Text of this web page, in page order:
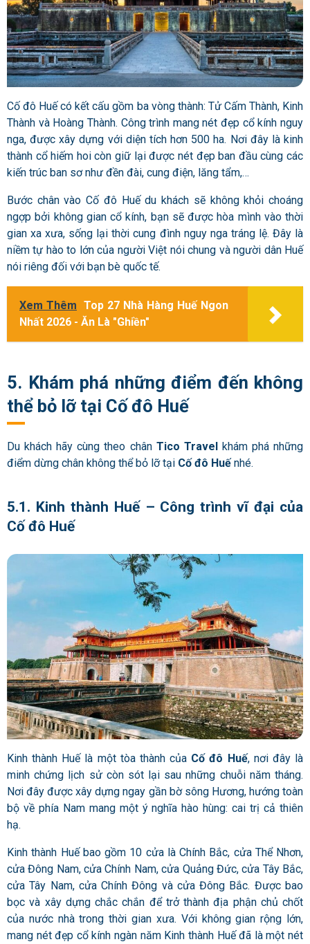
Cố đô Huế có kết cấu gồm ba vòng thành: Tử Cấm Thành, Kinh
Thành và Hoàng Thành. Công trình mang nét đẹp cổ kính nguy
nga, được xây dựng với diện tích hơn 500 ha. Nơi đây là kinh
thành cổ hiếm hoi còn giữ lại được nét đẹp ban đầu cùng các
kiến trúc ban sơ như đền đài, cung điện, lăng tẩm,…
Bước chân vào Cố đô Huế du khách sẽ không khỏi choáng
ngợp bởi không gian cổ kính, bạn sẽ được hòa mình vào thời
gian xa xưa, sống lại thời cung đình nguy nga tráng lệ. Đây là
niềm tự hào to lớn của người Việt nói chung và người dân Huế
nói riêng đối với bạn bè quốc tế.
Xem Thêm Top 27 Nhà Hàng Huế Ngon
Nhất 2026 - Ăn Là "Ghiền"
5. Khám phá những điểm đến không
thể bỏ lỡ tại Cố đô Huế
Du khách hãy cùng theo chân Tico Travel
khám phá những
điểm dừng chân không thể bỏ lỡ tại Cố đô Huế nhé.
5.1. Kinh thành Huế – Công trình vĩ đại của
Cố đô Huế
Kinh thành Huế là một tòa thành của Cố đô Huế, nơi đây là
minh chứng lịch sử còn sót lại sau những chuỗi năm tháng.
Nơi đây được xây dựng ngay gần bờ sông Hương, hướng toàn
bộ về phía Nam mang một ý nghĩa hào hùng: cai trị cả thiên
hạ.
Kinh thành Huế bao gồm 10 cửa là Chính Bắc, cửa Thể Nhơn,
cửa Đông Nam, cửa Chính Nam, cửa Quảng Đức, cửa Tây Bắc,
cửa Tây Nam, cửa Chính Đông và cửa Đông Bắc. Được bao
bọc và xây dựng chắc chắn để trở thành địa phận chủ chốt
của nước nhà trong thời gian xưa. Với không gian rộng lớn,
mang nét đẹp cổ kính ngàn năm Kinh thành Huế đã là một nét